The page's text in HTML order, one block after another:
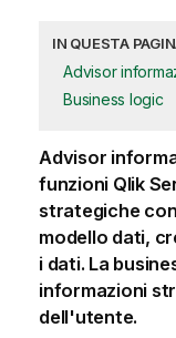
IN QUESTA
Advisor
Business logic
Advisor
funzioni Qlik
strategiche
modello dati,
i dati. La
informazioni
dell'utente.